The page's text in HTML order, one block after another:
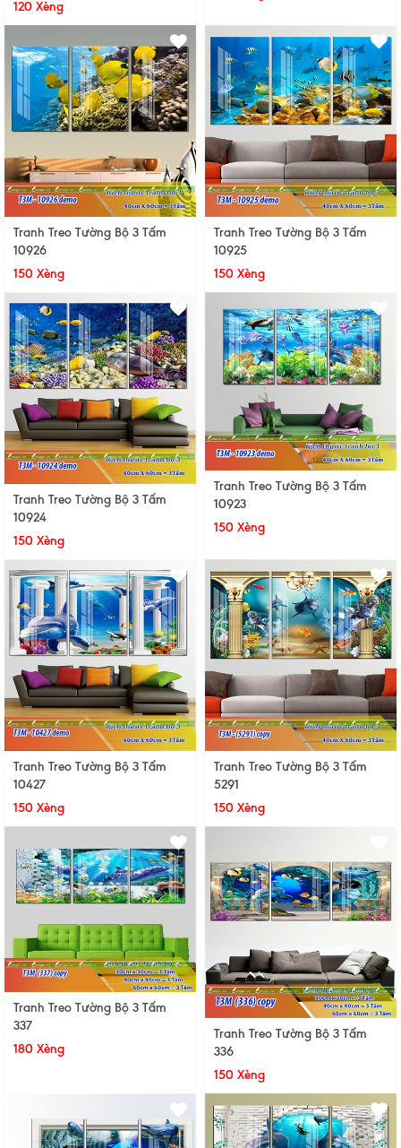
120 Xèng
Tranh Treo Tường Bộ 3 Tấm
10926
150 Xèng
Tranh Treo Tường Bộ 3 Tấm
10925
150 Xèng
Tranh Treo Tường Bộ 3 Tấm
10924
150 Xèng
Tranh Treo Tường Bộ 3 Tấm
10923
150 Xèng
Tranh Treo Tường Bộ 3 Tấm
10427
150 Xèng
Tranh Treo Tường Bộ 3 Tấm
5291
150 Xèng
Tranh Treo Tường Bộ 3 Tấm
337
180 Xèng
Tranh Treo Tường Bộ 3 Tấm
336
150 Xèng